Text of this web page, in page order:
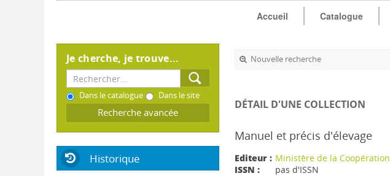
Accueil Catalogue
Je cherche, je trouve...
Dans le catalogue Dans le site
Recherche avancée
Historique
Nouvelle recherche
DÉTAIL D'UNE COLLECTION
Manuel et précis d'élevage
Editeur : Ministère de la Coopération
ISSN :
pas d'ISSN